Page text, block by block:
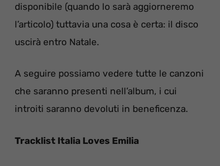
disponibile (quando lo sarà aggiorneremo
l’articolo) tuttavia una cosa è certa: il disco
uscirà entro Natale.
A seguire possiamo vedere tutte le canzoni
che saranno presenti nell’album, i cui
introiti saranno devoluti in beneficenza.
Tracklist Italia Loves Emilia